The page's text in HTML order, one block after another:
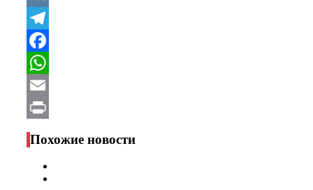
VK
Telegram
Facebook
WhatsApp
Email
Print
Похожие новости